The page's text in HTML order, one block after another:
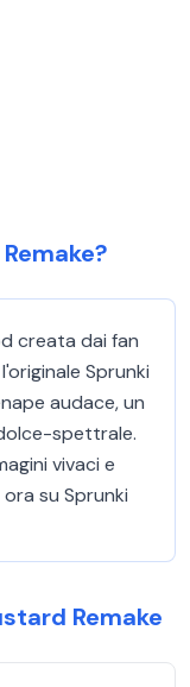
creata dai fan
Sprunki
audace, un
spettrale.
vivaci e
su Sprunki
Remake